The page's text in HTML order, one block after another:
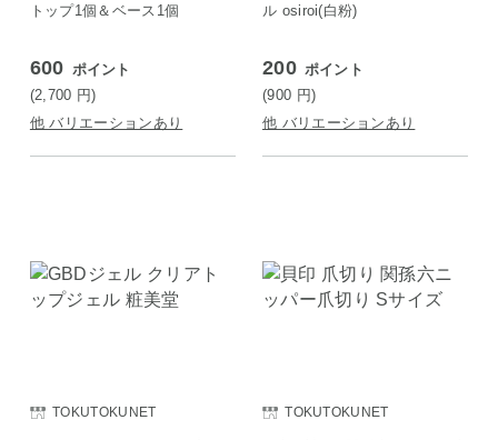
トップ1個＆ベース1個
600 ポイント
(2,700 円)
他 バリエーションあり
ル osiroi(白粉)
200 ポイント
(900 円)
他 バリエーションあり
TOKUTOKUNET TOKUTOKUNET